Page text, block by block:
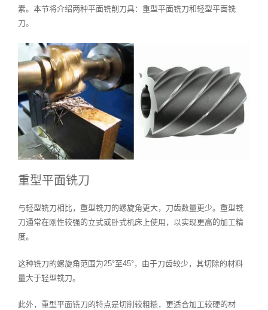
素。本节将介绍两种平面铣削刀具：重型平面铣刀和轻型平面铣
刀。
重型平面铣刀
与轻型铣刀相比，重型铣刀的螺旋角更大，刀齿数量更少。重型铣
刀通常在刚性较强的立式或卧式机床上使用，以实现更高的加工精
度。
这种铣刀的螺旋角范围为25°至45°，由于刀齿较少，其切除的材料
量大于轻型铣刀。
此外，重型平面铣刀的特点是切削较粗糙，更适合加工较硬的材